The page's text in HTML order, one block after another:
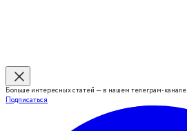
Больше интересных статей — в нашем телеграм-канале
Подписаться